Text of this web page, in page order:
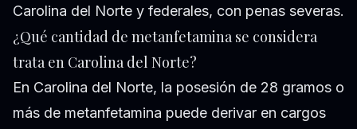
Carolina del Norte y federales, con penas severas.
¿Qué cantidad de metanfetamina se considera
trata en Carolina del Norte?
En Carolina del Norte, la posesión de 28 gramos o
más de metanfetamina puede derivar en cargos